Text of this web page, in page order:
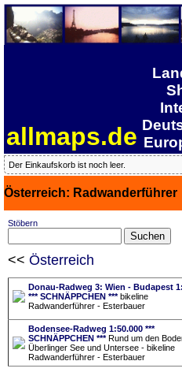
allmaps.de
Der Einkaufskorb ist noch leer.
Österreich: Radwanderführer
Stöbern
<< Österreich
Donau-Radweg 3: Wien - Budapest
*** SCHNÄPPCHEN ***bikeline
Radwanderführer - Esterbauer
Bodensee-Radweg 1:50.000 ***
SCHNÄPPCHEN ***Rund um den
Überlinger See und Untersee - bikeline
Radwanderführer - Esterbauer